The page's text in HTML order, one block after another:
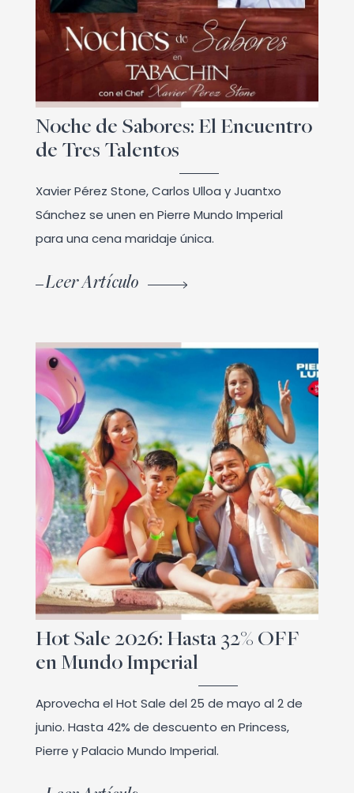
Noche de Sabores: El Encuentro
de Tres Talentos
Xavier Pérez Stone, Carlos Ulloa y Juantxo
Sánchez se unen en Pierre Mundo Imperial
para una cena maridaje única.
Leer Artículo
Hot Sale 2026: Hasta 32% OFF
en Mundo Imperial
Aprovecha el Hot Sale del 25 de mayo al 2 de
junio. Hasta 42% de descuento en Princess,
Pierre y Palacio Mundo Imperial.